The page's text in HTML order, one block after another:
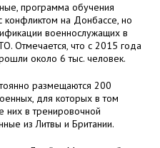
программа обучения
конфликтом на Донбассе, но
военнослужащих в
Отмечается, что с 2015 года
около 6 тыс. человек.
размещаются 200
для которых в том
них в тренировочной
из Литвы и Британии.